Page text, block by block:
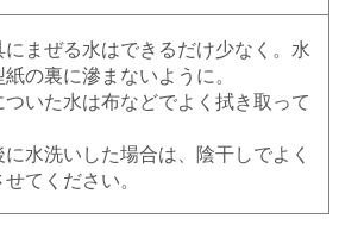
にまぜる水はできるだけ少なく。水
の裏に滲まないように。
ついた水は布などでよく拭き取って
水洗いした場合は、陰干しでよく
てください。